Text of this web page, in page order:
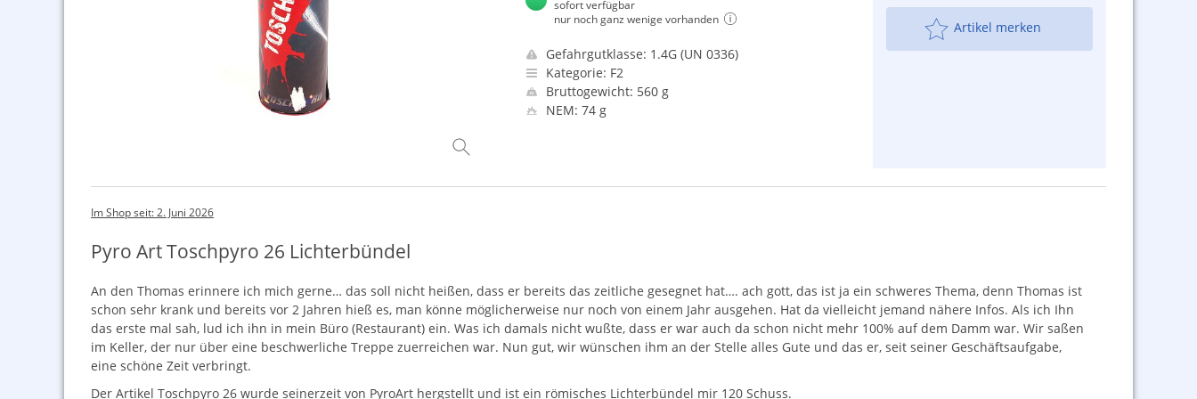
sofort verfügbar
nur noch ganz wenige vorhanden
Gefahrgutklasse: 1.4G (UN 0336)
Kategorie: F2
Bruttogewicht: 560 g
NEM: 74 g
Artikel merken
Im Shop seit: 2. Juni 2026
Pyro Art Toschpyro 26 Lichterbündel
An den Thomas erinnere ich mich gerne… das soll nicht heißen, dass er bereits das zeitliche gesegnet hat…. ach gott, das ist ja ein schweres Thema, denn Thomas ist
schon sehr krank und bereits vor 2 Jahren hieß es, man könne möglicherweise nur noch von einem Jahr ausgehen. Hat da vielleicht jemand nähere Infos. Als ich Ihn
das erste mal sah, lud ich ihn in mein Büro (Restaurant) ein. Was ich damals nicht wußte, dass er war auch da schon nicht mehr 100% auf dem Damm war. Wir saßen
im Keller, der nur über eine beschwerliche Treppe zuerreichen war. Nun gut, wir wünschen ihm an der Stelle alles Gute und das er, seit seiner Geschäftsaufgabe,
eine schöne Zeit verbringt.
Der Artikel Toschpyro 26 wurde seinerzeit von PyroArt hergstellt und ist ein römisches Lichterbündel mir 120 Schuss.